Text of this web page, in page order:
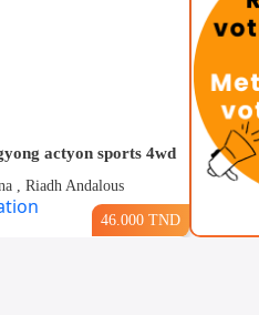
actyon sports 4wd
, Riadh Andalous
46.000 TND